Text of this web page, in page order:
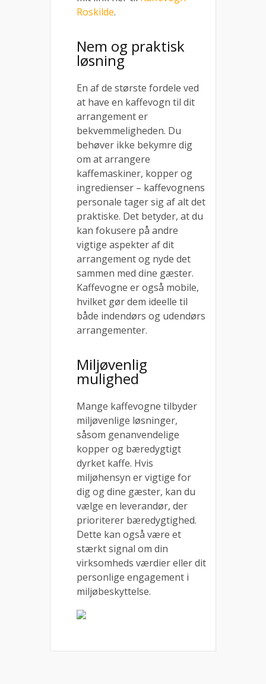
Roskilde.
Nem og praktisk
løsning
En af de største fordele ved
at have en kaffevogn til dit
arrangement er
bekvemmeligheden. Du
behøver ikke bekymre dig
om at arrangere
kaffemaskiner, kopper og
ingredienser – kaffevognens
personale tager sig af alt det
praktiske. Det betyder, at du
kan fokusere på andre
vigtige aspekter af dit
arrangement og nyde det
sammen med dine gæster.
Kaffevogne er også mobile,
hvilket gør dem ideelle til
både indendørs og udendørs
arrangementer.
Miljøvenlig
mulighed
Mange kaffevogne tilbyder
miljøvenlige løsninger,
såsom genanvendelige
kopper og bæredygtigt
dyrket kaffe. Hvis
miljøhensyn er vigtige for
dig og dine gæster, kan du
vælge en leverandør, der
prioriterer bæredygtighed.
Dette kan også være et
stærkt signal om din
virksomheds værdier eller dit
personlige engagement i
miljøbeskyttelse.